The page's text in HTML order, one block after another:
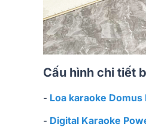
Cấu hình chi tiết
- Loa karaoke Domus
- Digital Karaoke